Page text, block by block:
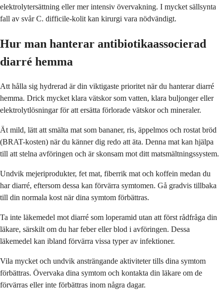
elektrolytersättning eller mer intensiv övervakning. I mycket sällsynta
fall av svår C. difficile-kolit kan kirurgi vara nödvändigt.
Hur man hanterar antibiotikaassocierad
diarré hemma
Att hålla sig hydrerad är din viktigaste prioritet när du hanterar diarré
hemma. Drick mycket klara vätskor som vatten, klara buljonger eller
elektrolytlösningar för att ersätta förlorade vätskor och mineraler.
Ät mild, lätt att smälta mat som bananer, ris, äppelmos och rostat bröd
(BRAT-kosten) när du känner dig redo att äta. Denna mat kan hjälpa
till att stelna avföringen och är skonsam mot ditt matsmältningssystem.
Undvik mejeriprodukter, fet mat, fiberrik mat och koffein medan du
har diarré, eftersom dessa kan förvärra symtomen. Gå gradvis tillbaka
till din normala kost när dina symtom förbättras.
Ta inte läkemedel mot diarré som loperamid utan att först rådfråga din
läkare, särskilt om du har feber eller blod i avföringen. Dessa
läkemedel kan ibland förvärra vissa typer av infektioner.
Vila mycket och undvik ansträngande aktiviteter tills dina symtom
förbättras. Övervaka dina symtom och kontakta din läkare om de
förvärras eller inte förbättras inom några dagar.